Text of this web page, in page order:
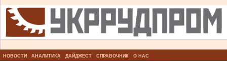
НОВОСТИ АНАЛИТИКА ДАЙДЖЕСТ СПРАВОЧНИК О НАС